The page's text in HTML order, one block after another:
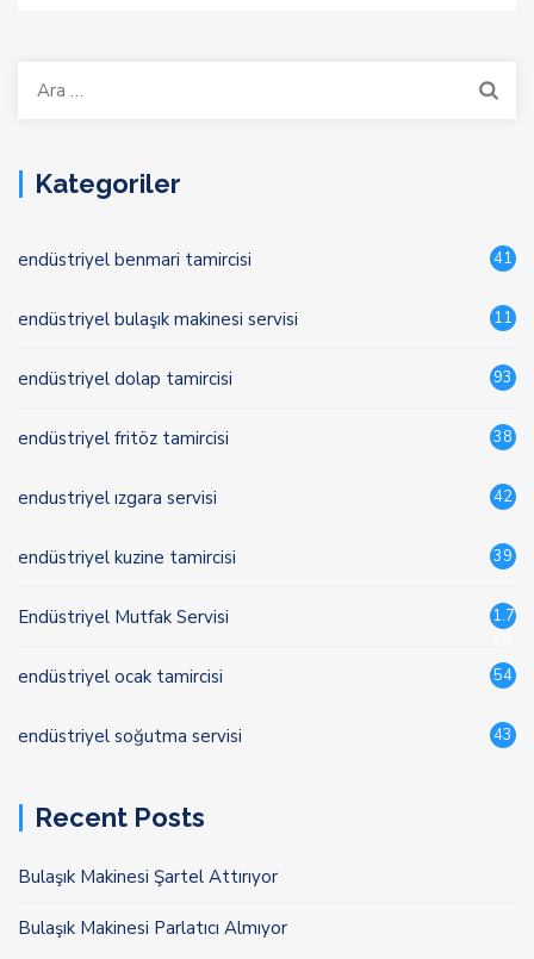
Arama:
Kategoriler
endüstriyel benmari tamircisi 41
endüstriyel bulaşık makinesi servisi 11
endüstriyel dolap tamircisi 93
endüstriyel fritöz tamircisi 38
endustriyel ızgara servisi 42
endüstriyel kuzine tamircisi 39
Endüstriyel Mutfak Servisi
1.7
endüstriyel ocak tamircisi 54
endüstriyel soğutma servisi 43
Recent Posts
Bulaşık Makinesi Şartel Attırıyor
Bulaşık Makinesi Parlatıcı Almıyor